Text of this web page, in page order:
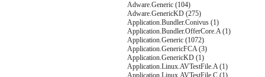
Adware.Generic (104)
Adware.GenericKD (275)
Application.Bundler.Conivus (1)
Application.Bundler.OfferCore.A (1)
Application.Generic (1072)
Application.GenericFCA (3)
Application.GenericKD (1)
Application.Linux.AVTestFile.A (1)
Application.Linux.AVTestFile.C (1)